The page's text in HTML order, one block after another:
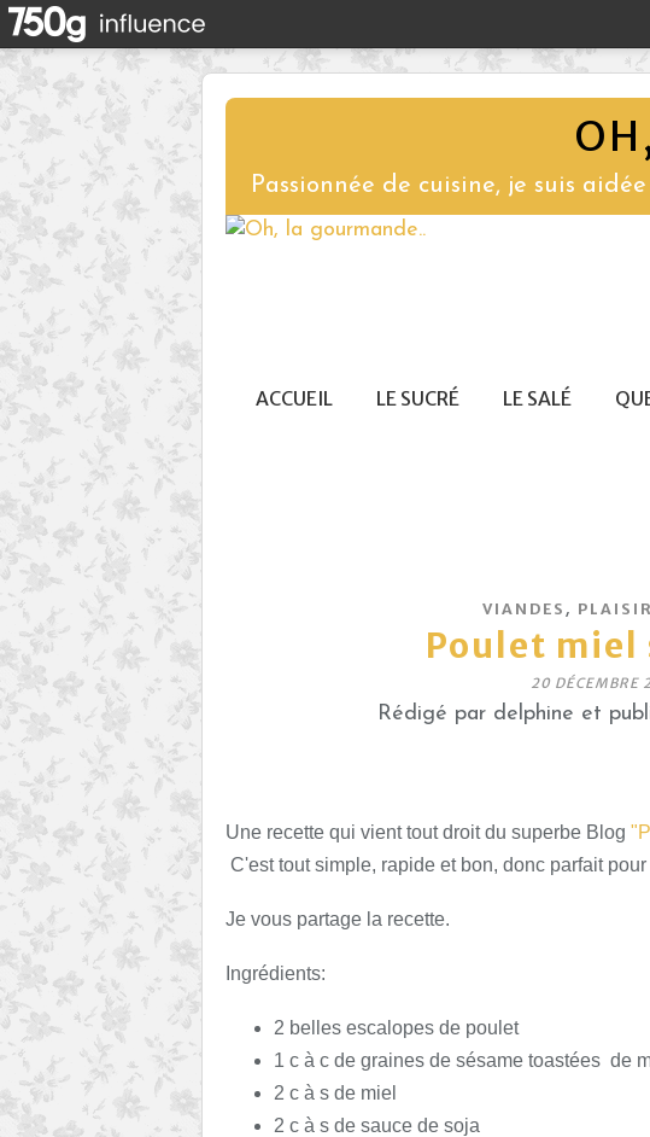
Passionnée de cuisine, je suis
ACCUEIL LE SUCRÉ LE SALÉ
VIANDES ,
Poulet miel
20 DÉCEMBRE
Rédigé par delphine et
Une recette qui vient tout droit du superbe Blog
C'est tout simple, rapide et bon, donc parfait
Je vous partage la recette.
Ingrédients:
2 belles escalopes de poulet
1 c à c de graines de sésame toastées de
2 c à s de miel
2 c à s de sauce de soja